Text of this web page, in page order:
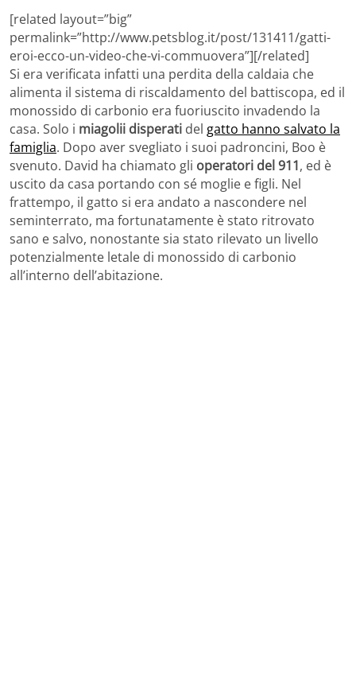
[related layout=”big”
permalink=”http://www.petsblog.it/post/131411/gatti-
eroi-ecco-un-video-che-vi-commuovera”][/related]
Si era verificata infatti una perdita della caldaia che
alimenta il sistema di riscaldamento del battiscopa, ed il
monossido di carbonio era fuoriuscito invadendo la
casa. Solo i miagolii disperati del gatto hanno salvato la
famiglia. Dopo aver svegliato i suoi padroncini, Boo è
svenuto. David ha chiamato gli operatori del 911, ed è
uscito da casa portando con sé moglie e figli. Nel
frattempo, il gatto si era andato a nascondere nel
seminterrato, ma fortunatamente è stato ritrovato
sano e salvo, nonostante sia stato rilevato un livello
potenzialmente letale di monossido di carbonio
all’interno dell’abitazione.